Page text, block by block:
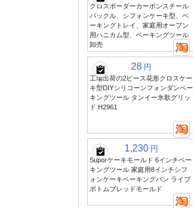
クロスボーダーカーボンスチール
バックル、シフォンケーキ型、ベ
ーキングトレイ、家庭用オーブン
用ハニカム型、ベーキングツール
卸売
28 円
工場出荷の2ピース花形クロスケー
キ型DIYシリコーンフォンダンベー
キングツール タンイー氷歌グリッ
ド H2961
1,230 円
Suporケーキモールド 6インチベー
キングツール 家庭用8インチシフ
ォンケーキベーキングパン ライブ
ボトムブレッドモールド